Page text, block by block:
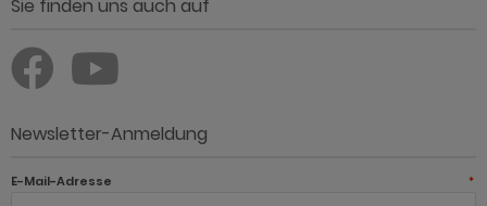
Sie finden uns auch auf
Newsletter-Anmeldung
E-Mail-Adresse *